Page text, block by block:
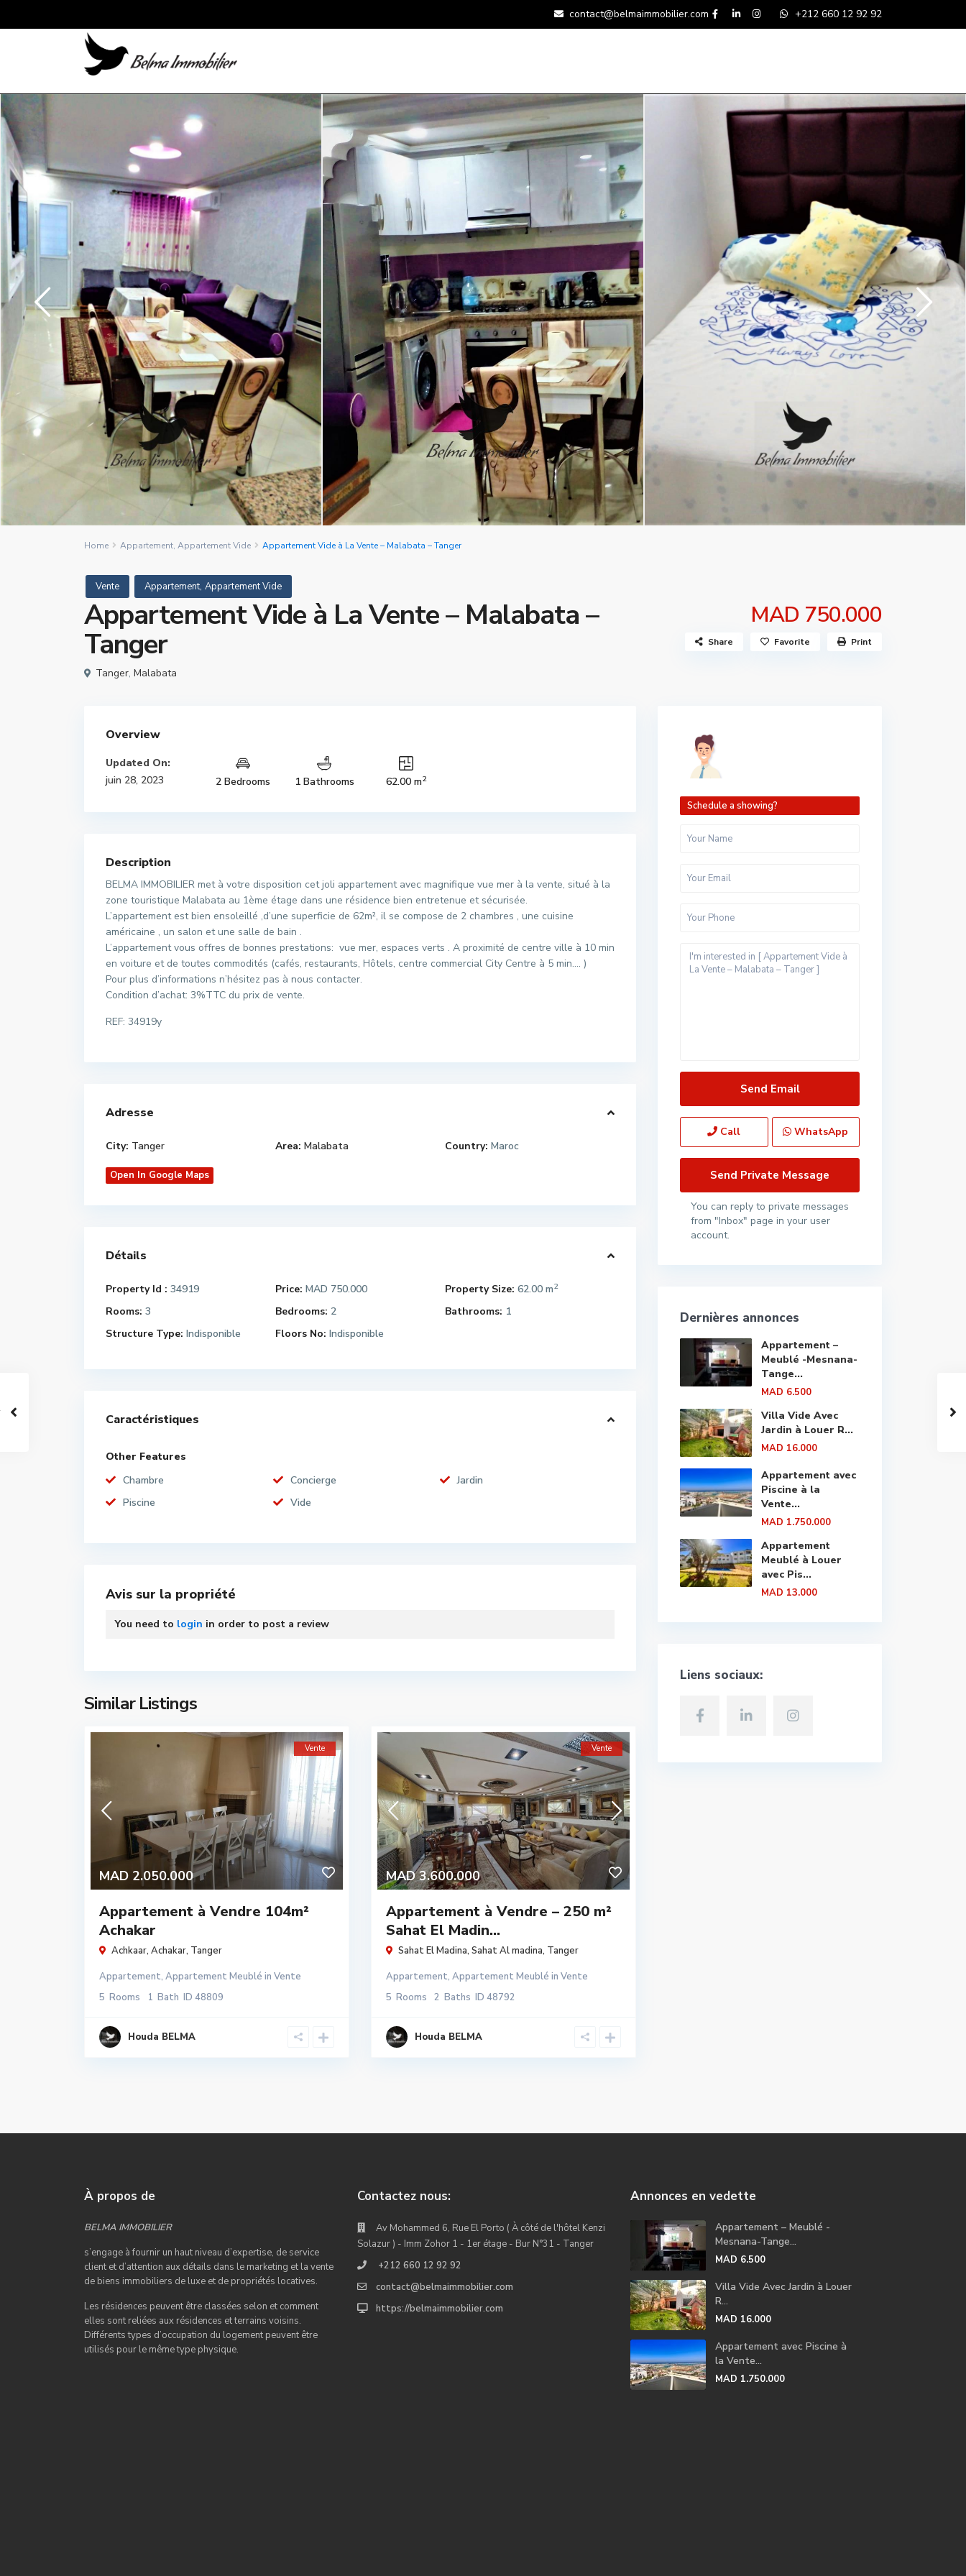
contact@belmaimmobilier.com +212 660 12 92 92
Home Appartement, Appartement Vide Appartement Vide à La Vente – Malabata – Tanger
Vente Appartement, Appartement Vide
Appartement Vide à La Vente – Malabata –
Tanger
MAD 750.000
Tanger, Malabata
Share Favorite Print
Overview
Updated On:
juin 28, 2023
2 Bedrooms 1 Bathrooms 62.00 m2
Description
BELMA IMMOBILIER met à votre disposition cet joli appartement avec magnifique vue mer à la vente, situé à la
zone touristique Malabata au 1ème étage dans une résidence bien entretenue et sécurisée.
L’appartement est bien ensoleillé ,d’une superficie de 62m², il se compose de 2 chambres , une cuisine
américaine , un salon et une salle de bain .
L’appartement vous offres de bonnes prestations: vue mer, espaces verts . A proximité de centre ville à 10 min
en voiture et de toutes commodités (cafés, restaurants, Hôtels, centre commercial City Centre à 5 min.… )
Pour plus d’informations n’hésitez pas à nous contacter.
Condition d’achat: 3%TTC du prix de vente.
REF: 34919y
Adresse
City: Tanger Area: Malabata Country: Maroc
Open In Google Maps
Détails
Property Id : 34919 Price: MAD 750.000 Property Size: 62.00 m2
Rooms: 3 Bedrooms: 2 Bathrooms: 1
Structure Type: Indisponible Floors No: Indisponible
Caractéristiques
Other Features
Chambre
Concierge
Jardin
Piscine
Vide
Avis sur la propriété
You need to login in order to post a review
Similar Listings
MAD 2.050.000
Vente
Appartement à Vendre 104m²
Achakar
Achkaar, Achakar, Tanger
Appartement, Appartement Meublé in Vente
5 Rooms 1 Bath ID 48809
Houda BELMA
MAD 3.600.000
Vente
Appartement à Vendre – 250 m²
Sahat El Madin...
Sahat El Madina, Sahat Al madina, Tanger
Appartement, Appartement Meublé in Vente
5 Rooms 2 Baths ID 48792
Houda BELMA
Schedule a showing?
Call WhatsApp
You can reply to private messages
from "Inbox" page in your user
account.
Dernières annonces
Appartement –
Meublé -Mesnana-
Tange...
MAD 6.500
Villa Vide Avec
Jardin à Louer R...
MAD 16.000
Appartement avec
Piscine à la
Vente...
MAD 1.750.000
Appartement
Meublé à Louer
avec Pis...
MAD 13.000
Liens sociaux:
À propos de
BELMA IMMOBILIER
s’engage à fournir un haut niveau d’expertise, de service
client et d’attention aux détails dans le marketing et la vente
de biens immobiliers de luxe et de propriétés locatives.
Les résidences peuvent être classées selon et comment
elles sont reliées aux résidences et terrains voisins.
Différents types d’occupation du logement peuvent être
utilisés pour le même type physique.
Contactez nous:
Av Mohammed 6, Rue El Porto ( À côté de l'hôtel Kenzi
Solazur ) - Imm Zohor 1 - 1er étage - Bur N°31 - Tanger
+212 660 12 92 92
contact@belmaimmobilier.com
https://belmaimmobilier.com
Annonces en vedette
Appartement – Meublé -
Mesnana-Tange...
MAD 6.500
Villa Vide Avec Jardin à Louer
R...
MAD 16.000
Appartement avec Piscine à
la Vente...
MAD 1.750.000